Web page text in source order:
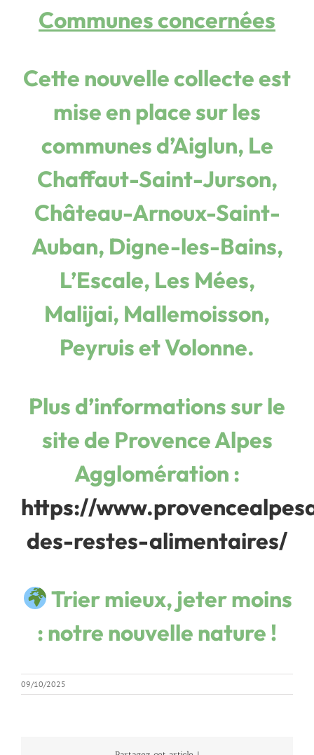
Communes concernées
Cette nouvelle collecte est
mise en place sur les
communes d’Aiglun, Le
Chaffaut-Saint-Jurson,
Château-Arnoux-Saint-
Auban, Digne-les-Bains,
L’Escale, Les Mées,
Malijai, Mallemoisson,
Peyruis et Volonne.
Plus d’informations sur le
site de Provence Alpes
Agglomération :
https://
des-restes-alimentaires/
Trier mieux, jeter moins
: notre nouvelle nature !
09/10/2025